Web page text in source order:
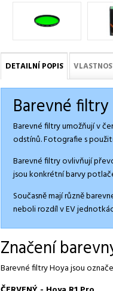
DETAILNÍ POPIS
Barevné
Barevné filtry umožňují v
odstínů. Fotografie s
Barevné filtry ovlivňují
jsou konkrétní barvy
Současně mají různě
neboli rozdíl v EV
Značení
Barevné filtry Hoya jsou